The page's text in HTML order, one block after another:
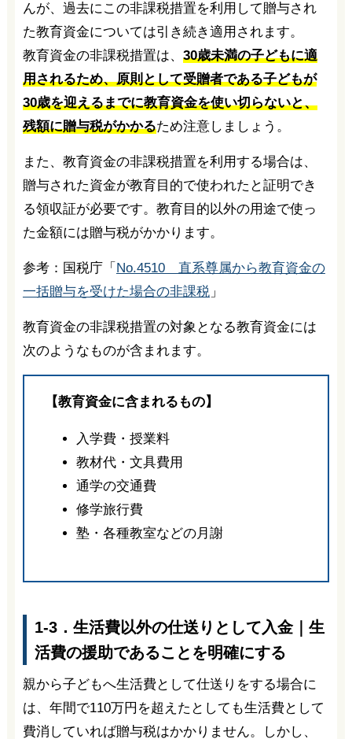
んが、過去にこの非課税措置を利用して贈与され
た教育資金については引き続き適用されます。
教育資金の非課税措置は、 30歳未満の子どもに適
用されるため、原則として受贈者である子どもが
30歳を迎えるまでに教育資金を使い切らないと、
残額に贈与税がかかるため注意しましょう。
また、教育資金の非課税措置を利用する場合は、
贈与された資金が教育目的で使われたと証明でき
る領収証が必要です。教育目的以外の用途で使っ
た金額には贈与税がかかります。
参考：国税庁「 No.4510 直系尊属から教育資金の
一括贈与を受けた場合の非課税」
教育資金の非課税措置の対象となる教育資金には
次のようなものが含まれます。
【教育資金に含まれるもの】
入学費・授業料
教材代・文具費用
通学の交通費
修学旅行費
塾・各種教室などの月謝
1-3．生活費以外の仕送りとして入金｜生
活費の援助であることを明確にする
親から子どもへ生活費として仕送りをする場合に
は、年間で110万円を超えたとしても生活費として
費消していれば贈与税はかかりません。しかし、